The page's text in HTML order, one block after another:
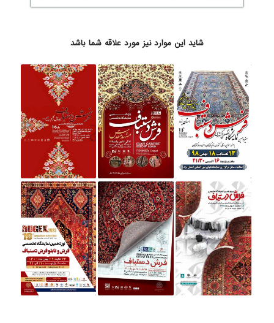
شاید این موارد نیز مورد علاقه شما باشد